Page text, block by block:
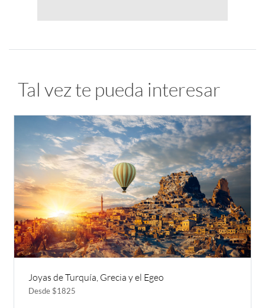
Tal vez te pueda interesar
Joyas de Turquía, Grecia y el Egeo
Desde $1825